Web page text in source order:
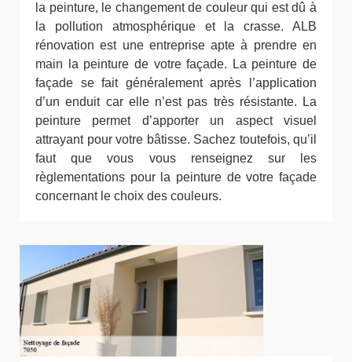
la peinture, le changement de couleur qui est dû à
la pollution atmosphérique et la crasse. ALB
rénovation est une entreprise apte à prendre en
main la peinture de votre façade. La peinture de
façade se fait généralement après l’application
d’un enduit car elle n’est pas très résistante. La
peinture permet d’apporter un aspect visuel
attrayant pour votre bâtisse. Sachez toutefois, qu’il
faut que vous vous renseignez sur les
règlementations pour la peinture de votre façade
concernant le choix des couleurs.